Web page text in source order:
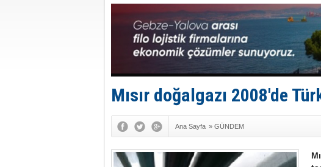
Mısır doğalgazı 2008'de
Ana Sayfa » GÜNDEM